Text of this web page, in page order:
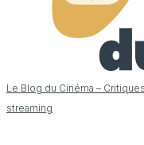
Le Blog du Cinéma –
streaming